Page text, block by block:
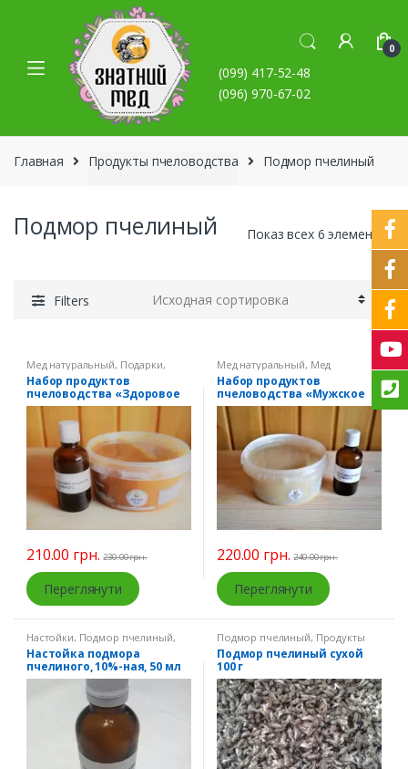
Skip to navigation
0
(099) 417-52-48
(096) 970-67-02
Главная Продукты пчеловодства Подмор пчелиный
Подмор пчелиный Показ всех 6 элементов
Filters
Мед натуральный, Подарки,
наборы , Подмор пчелиный
Продукты пчеловодства
Набор продуктов
пчеловодства «Здоровое
сердце»
210.00 грн. 230.00грн.
Переглянути
Мед натуральный, Мед
рапсовый Подарки,
наборы ,Подмор пчелиный
Продукты пчеловодства
Набор продуктов
пчеловодства «Мужское
здоровье»
220.00 грн. 240.00грн.
Переглянути
Настойки, Подмор пчелиный,
Продукты пчеловодства
Настойка подмора
пчелиного, 10%-ная, 50 мл
Подмор пчелиный, Продукты
пчеловодства
Подмор пчелиный сухой
100 г